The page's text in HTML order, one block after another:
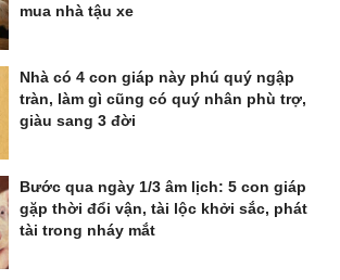
mua nhà tậu xe
Nhà có 4 con giáp này phú quý ngập
tràn, làm gì cũng có quý nhân phù trợ,
giàu sang 3 đời
Bước qua ngày 1/3 âm lịch: 5 con giáp
gặp thời đổi vận, tài lộc khởi sắc, phát
tài trong nháy mắt